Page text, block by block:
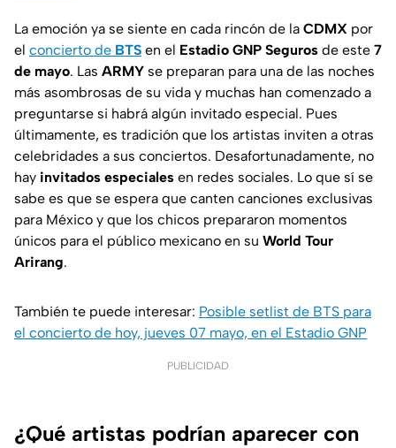
La emoción ya se siente en cada rincón de la CDMX por
el concierto de BTS en el Estadio GNP Seguros de este 7
de mayo. Las ARMY se preparan para una de las noches
más asombrosas de su vida y muchas han comenzado a
preguntarse si habrá algún invitado especial. Pues
últimamente, es tradición que los artistas inviten a otras
celebridades a sus conciertos. Desafortunadamente, no
hay invitados especiales en redes sociales. Lo que sí se
sabe es que se espera que canten canciones exclusivas
para México y que los chicos prepararon momentos
únicos para el público mexicano en su World Tour
Arirang.
También te puede interesar: Posible setlist de BTS para
el concierto de hoy, jueves 07 mayo, en el Estadio GNP
PUBLICIDAD
¿Qué artistas podrían aparecer con